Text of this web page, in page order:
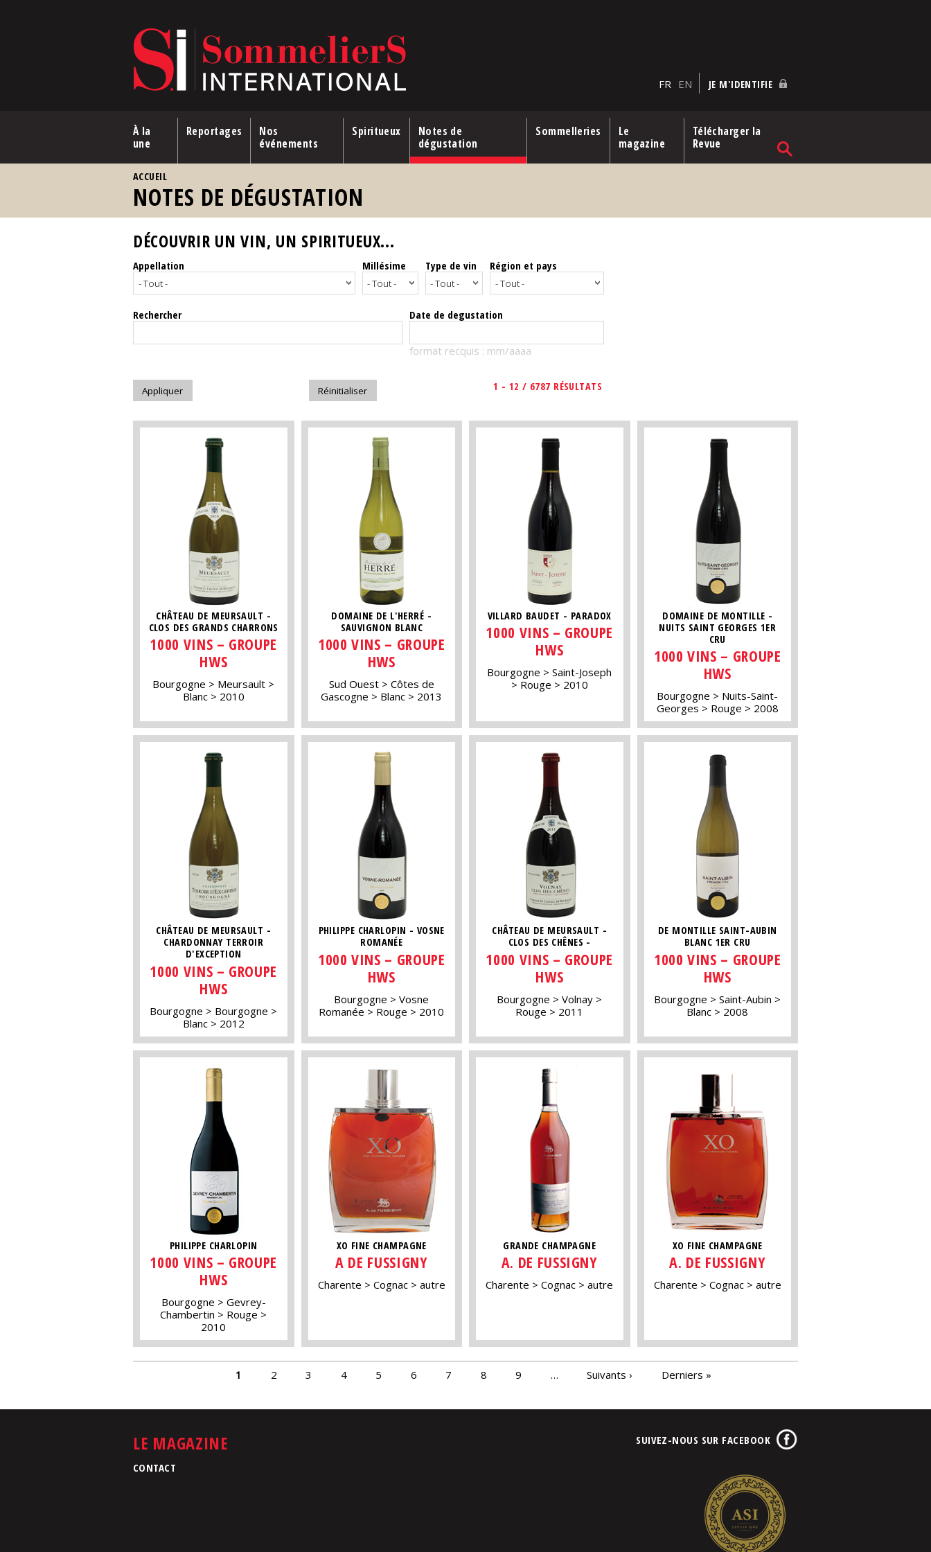
FR EN JE M'IDENTIFIE
À la
une
Reportages
Nos
événements
Spiritueux
Notes de
dégustation
Sommelleries
Le
magazine
Télécharger la
Revue
ACCUEIL
NOTES DE DÉGUSTATION
DÉCOUVRIR UN VIN, UN SPIRITUEUX...
Appellation Millésime Type de vin Région et pays
Rechercher Date de degustation
format recquis : mm/aaaa
1 - 12 / 6787 RÉSULTATS
CHÂTEAU DE MEURSAULT -
CLOS DES GRANDS CHARRONS
1000 VINS – GROUPE
HWS
Bourgogne
Meursault
Blanc
2010
DOMAINE DE L'HERRÉ -
SAUVIGNON BLANC
1000 VINS – GROUPE
HWS
Sud Ouest
Côtes de
Gascogne
Blanc 2013
VILLARD BAUDET - PARADOX
1000 VINS – GROUPE
HWS
Bourgogne
Saint-Joseph
Rouge
2010
DOMAINE DE MONTILLE -
NUITS SAINT GEORGES 1ER
CRU
1000 VINS – GROUPE
HWS
Bourgogne
Nuits-Saint-
Georges
Rouge 2008
CHÂTEAU DE MEURSAULT -
CHARDONNAY TERROIR
D'EXCEPTION
1000 VINS – GROUPE
HWS
Bourgogne
Bourgogne
Blanc
2012
PHILIPPE CHARLOPIN - VOSNE
ROMANÉE
1000 VINS – GROUPE
HWS
Bourgogne
Vosne
Romanée
Rouge 2010
CHÂTEAU DE MEURSAULT -
CLOS DES CHÊNES -
1000 VINS – GROUPE
HWS
Bourgogne
Volnay
Rouge
2011
DE MONTILLE SAINT-AUBIN
BLANC 1ER CRU
1000 VINS – GROUPE
HWS
Bourgogne
Saint-Aubin
Blanc
2008
PHILIPPE CHARLOPIN
1000 VINS – GROUPE
HWS
Bourgogne
Gevrey-
Chambertin
Rouge
2010
XO FINE CHAMPAGNE
A DE FUSSIGNY
Charente Cognac autre
GRANDE CHAMPAGNE
A. DE FUSSIGNY
Charente Cognac autre
XO FINE CHAMPAGNE
A. DE FUSSIGNY
Charente Cognac autre
1 2 3 4 5 6 7 8 9 … Suivants › Derniers »
LE MAGAZINE
CONTACT
SUIVEZ-NOUS SUR FACEBOOK